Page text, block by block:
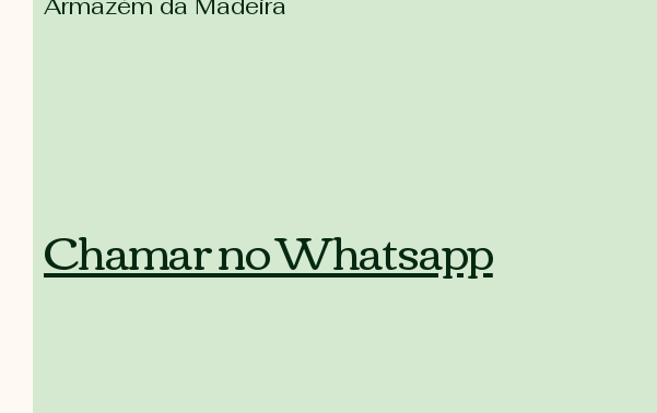
Armazém da Madeira
Chamar no Whatsapp